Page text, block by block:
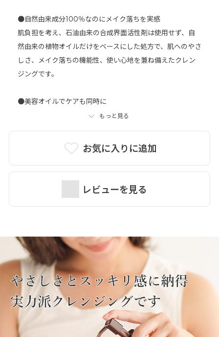
お気に入りに追加
レビューを見る
●自然由来成分100％なのにメイク落ちを実感
肌負担を考え、石油由来の合成界面活性剤は使用せず、自
然由来の植物オイルだけをベースにした処方で、肌へのやさ
しさ、メイク落ちの機能性、使い心地を兼ね備えたクレン
ジングです。
●美容オイルでケアも同時に
スクワランやローズヒップオイルなどの美容オイルがメイ
湿成分がハリと潤いのある肌へ導きます。
●毛穴汚れもスッキリ、でもしっとり
大小異なる粒子のオイルがアイメイクやリップ等のしっか
りメイクや毛穴のざらつきもするりと落とします。大豆由
もっと見る